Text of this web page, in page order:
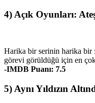
4) Açık Oyunları:
Harika bir serinin harika bir
görevi görüldüğü için en
-IMDB Puanı: 7.5
5) Aynı Yıldızın